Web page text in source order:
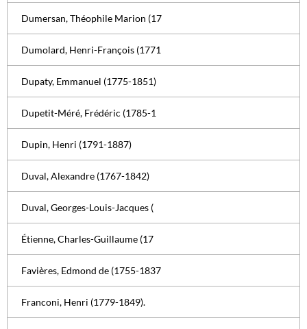
Dumersan, Théophile Marion (17
Dumolard, Henri-François (1771
Dupaty, Emmanuel (1775-1851)
Dupetit-Méré, Frédéric (1785-1
Dupin, Henri (1791-1887)
Duval, Alexandre (1767-1842)
Duval, Georges-Louis-Jacques (
Étienne, Charles-Guillaume (17
Favières, Edmond de (1755-1837
Franconi, Henri (1779-1849).